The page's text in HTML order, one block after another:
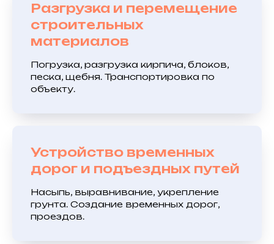
Разгрузка и перемещение
строительных
материалов
Погрузка, разгрузка кирпича, блоков,
песка, щебня. Транспортировка по
объекту.
Устройство временных
дорог и подъездных путей
Насыпь, выравнивание, укрепление
грунта. Создание временных дорог,
проездов.